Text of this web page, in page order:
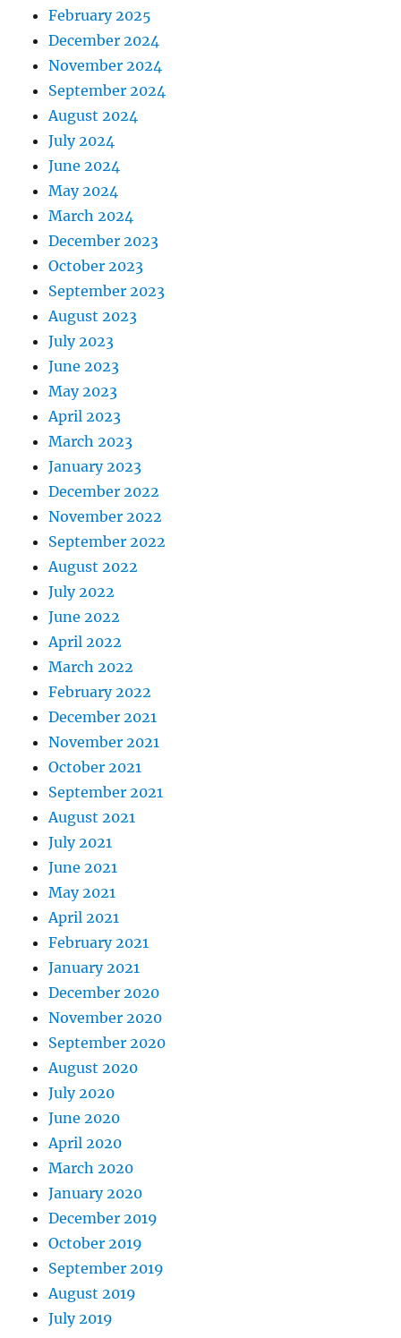
February 2025
December 2024
November 2024
September 2024
August 2024
July 2024
June 2024
May 2024
March 2024
December 2023
October 2023
September 2023
August 2023
July 2023
June 2023
May 2023
April 2023
March 2023
January 2023
December 2022
November 2022
September 2022
August 2022
July 2022
June 2022
April 2022
March 2022
February 2022
December 2021
November 2021
October 2021
September 2021
August 2021
July 2021
June 2021
May 2021
April 2021
February 2021
January 2021
December 2020
November 2020
September 2020
August 2020
July 2020
June 2020
April 2020
March 2020
January 2020
December 2019
October 2019
September 2019
August 2019
July 2019